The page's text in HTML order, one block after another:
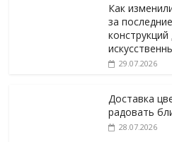
Как
за
29.07.2026
Доставка
радовать
28.07.2026